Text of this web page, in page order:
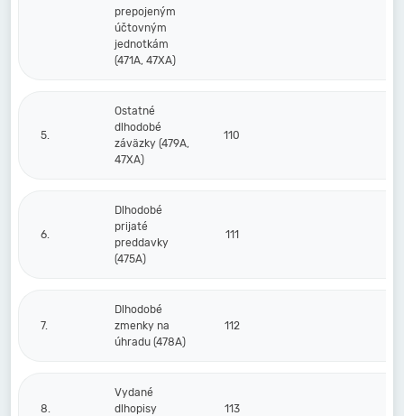
prepojeným
účtovným
jednotkám
(471A, 47XA)
5.
Ostatné
dlhodobé
záväzky (479A,
47XA)
110
6.
Dlhodobé
prijaté
preddavky
(475A)
111
7.
Dlhodobé
zmenky na
úhradu (478A)
112
8.
Vydané
dlhopisy
113